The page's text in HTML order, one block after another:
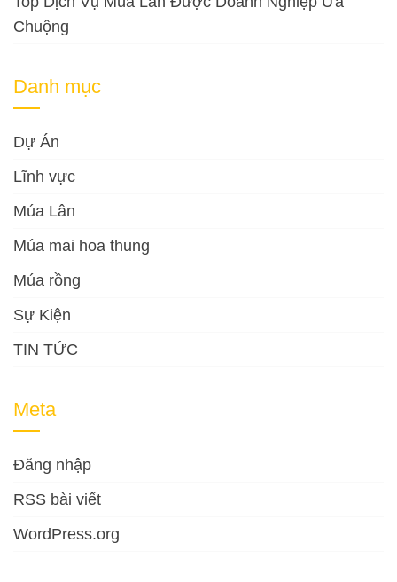
Chuộng
Danh mục
Dự Án
Lĩnh vực
Múa Lân
Múa mai hoa thung
Múa rồng
Sự Kiện
TIN TỨC
Meta
Đăng nhập
RSS bài viết
WordPress.org